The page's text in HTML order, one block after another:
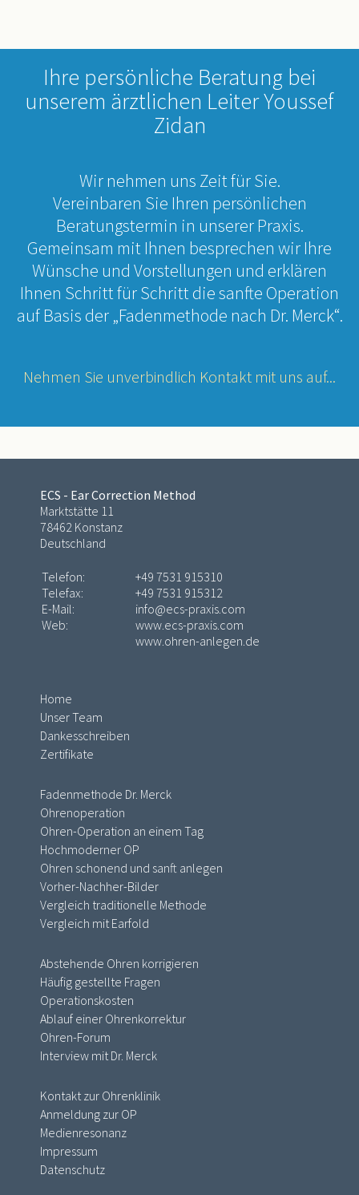
Ihre persönliche Beratung bei
unserem ärztlichen Leiter Youssef
Zidan
Wir nehmen uns Zeit für Sie.
Vereinbaren Sie Ihren persönlichen
Beratungstermin in unserer Praxis.
Gemeinsam mit Ihnen besprechen wir Ihre
Wünsche und Vorstellungen und erklären
Ihnen Schritt für Schritt die sanfte Operation
auf Basis der „Fadenmethode nach Dr. Merck“.
Nehmen Sie unverbindlich Kontakt mit uns auf...
ECS - Ear Correction Method
Marktstätte 11
78462 Konstanz
Deutschland
Telefon:
+49 7531 915310
Telefax:
+49 7531 915312
E-Mail:
info@ecs-praxis.com
Web:
www.ecs-praxis.com
www.ohren-anlegen.de
Home
Unser Team
Dankesschreiben
Zertifikate
Fadenmethode Dr. Merck
Ohrenoperation
Ohren-Operation an einem Tag
Hochmoderner OP
Ohren schonend und sanft anlegen
Vorher-Nachher-Bilder
Vergleich traditionelle Methode
Vergleich mit Earfold
Abstehende Ohren korrigieren
Häufig gestellte Fragen
Operationskosten
Ablauf einer Ohrenkorrektur
Ohren-Forum
Interview mit Dr. Merck
Kontakt zur Ohrenklinik
Anmeldung zur OP
Medienresonanz
Impressum
Datenschutz